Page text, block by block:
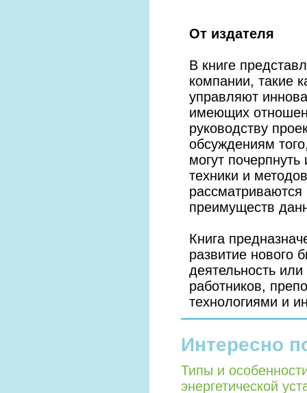
От издателя
В книге
компании, такие
управляют
имеющих
руководству
обсуждениям
могут
техники и
преимуществ
Книга
развитие нового
деятельность
работников,
технологиями и
Интересно
Типы и
энергетической